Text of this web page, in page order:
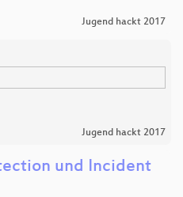
Jugend hackt 2017
Jugend hackt 2017
und Incident